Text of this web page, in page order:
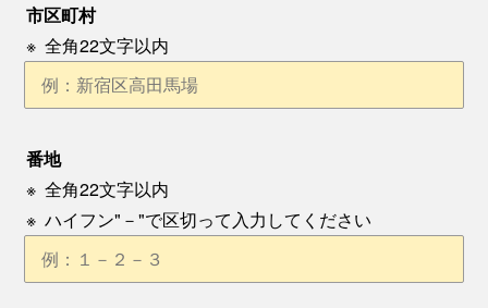
市区町村
※ 全角22文字以内
番地
※ 全角22文字以内
※ ハイフン"－"で区切って入力してください